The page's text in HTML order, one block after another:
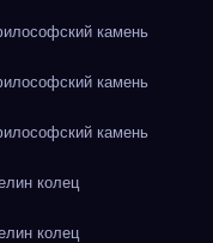
камень
камень
камень
колец
колец